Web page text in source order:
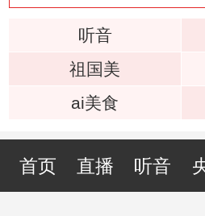
听音
祖国美
ai美食
首页 直播 听音